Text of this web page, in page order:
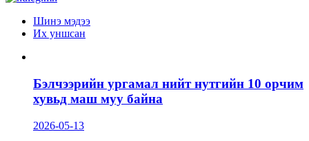
Шинэ мэдээ
Их уншсан
Бэлчээрийн ургамал нийт нутгийн 10 орчим
хувьд маш муу байна
2026-05-13